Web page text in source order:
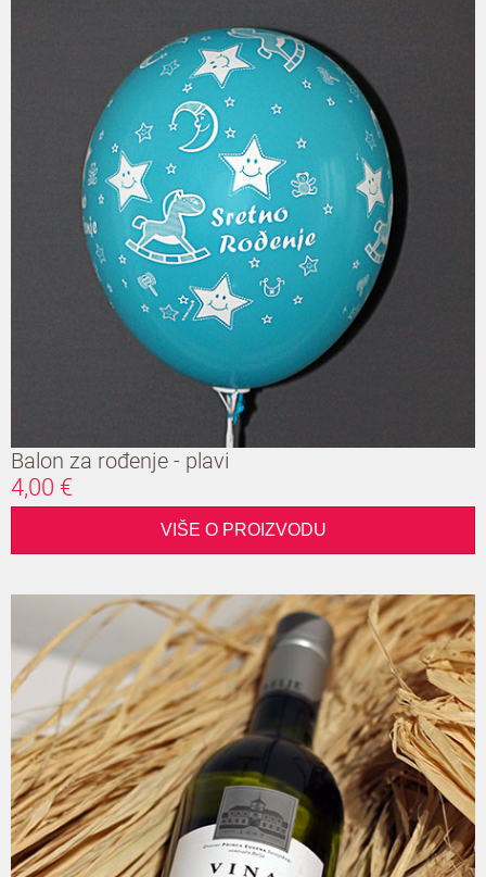
Balon za rođenje - plavi
4,00 €
VIŠE O PROIZVODU